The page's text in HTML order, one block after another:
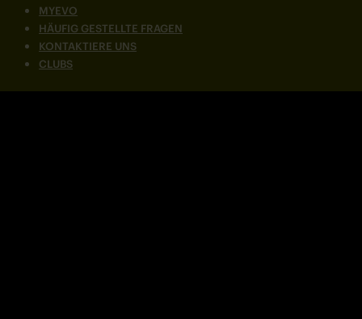
MYEVO
HÄUFIG GESTELLTE FRAGEN
KONTAKTIERE UNS
CLUBS